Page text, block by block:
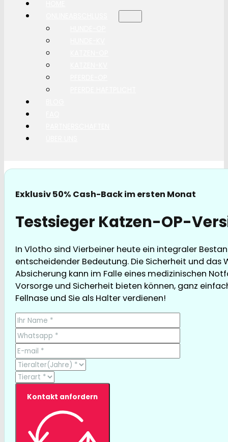
Exklusiv 50% Cash-Back im ersten Monat
Testsieger Katzen-OP-
In Vlotho sind Vierbeiner heute ein integraler
entscheidender Bedeutung. Die Sicherheit und das
Absicherung kann im Falle eines medizinischen
Vorsorge und Sicherheit bieten können, ganz
Fellnase und Sie als Halter verdienen!
Kontakt anfordern